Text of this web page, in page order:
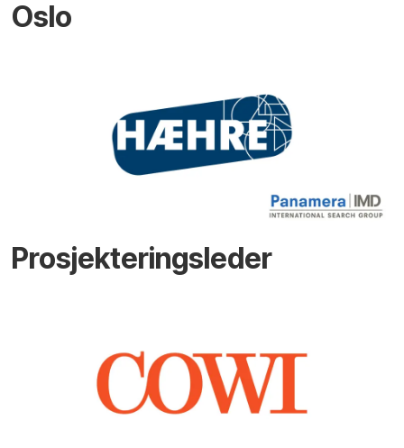
Oslo
Prosjekteringsleder